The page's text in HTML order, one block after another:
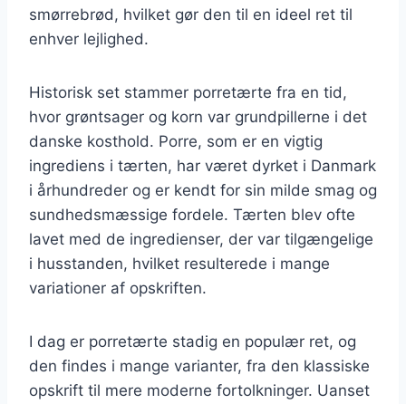
smørrebrød, hvilket gør den til en ideel ret til
enhver lejlighed.
Historisk set stammer porretærte fra en tid,
hvor grøntsager og korn var grundpillerne i det
danske kosthold. Porre, som er en vigtig
ingrediens i tærten, har været dyrket i Danmark
i århundreder og er kendt for sin milde smag og
sundhedsmæssige fordele. Tærten blev ofte
lavet med de ingredienser, der var tilgængelige
i husstanden, hvilket resulterede i mange
variationer af opskriften.
I dag er porretærte stadig en populær ret, og
den findes i mange varianter, fra den klassiske
opskrift til mere moderne fortolkninger. Uanset